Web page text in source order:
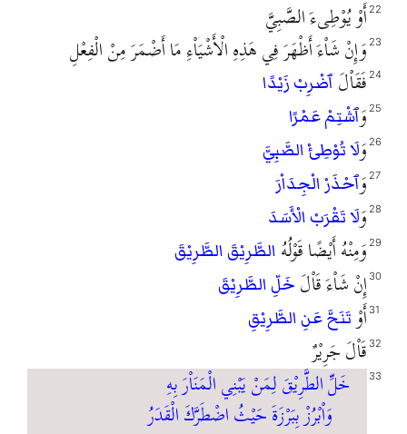
أَوْ يُوْطِىءَ الصَّبِيَّ 22
وَإِنْ شَاْءَ أَظْهَرَ فِي هَذِهِ الْأَشْيَاْءِ مَا أَضْمَرَ مِنْ الْفِعْلِ 23
فَقَاْلَ ٱضْرِبْ زَيْدًا 24
وَٱشْتِمْ عَمْرًا 25
وَلَا تُوْطِئْ الصَّبِيَّ 26
وَٱحْذَرْ الْجِدَاْرَ 27
وَلَا تَقْرَبْ الْأَسَدَ 28
وَمِنْهُ أَيْضًا قَوْلُهُ الطَّرِيْقَ الطَّرِيْقَ 29
إِنْ شَاْءَ قَاْلَ خَلِّ الطَّرِيْقَ 30
أَوْتَنَحَّ عَنِ الطَّرِيْقِ 31
قَاْلَ جَرِيْرٌ 32
خَلِّ الطَّرِيْقَ لِمَنْ يَبْنِي الْمَنَاْرَ بِهِ
وَاْبْرُزْ بِبَرْزَةَ حَيْثُ اضْطَرَّكَ الْقَدَرُ
33